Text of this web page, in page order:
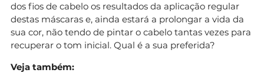
dos fios de cabelo os resultados da aplicação regular
destas máscaras e, ainda estará a prolongar a vida da
sua cor, não tendo de pintar o cabelo tantas vezes para
recuperar o tom inicial. Qual é a sua preferida?
Veja também: